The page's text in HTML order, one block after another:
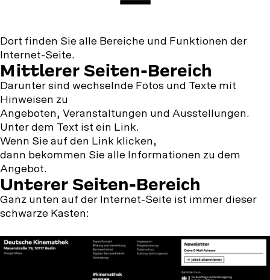
Dort finden Sie alle Bereiche und Funktionen der
Internet-Seite.
Mittlerer Seiten-Bereich
Darunter sind wechselnde Fotos und Texte mit
Hinweisen zu
Angeboten, Veranstaltungen und Ausstellungen.
Unter dem Text ist ein Link.
Wenn Sie auf den Link klicken,
dann bekommen Sie alle Informationen zu dem
Angebot.
Unterer
Seiten-
Unterer Seiten-Bereich
Ganz unten auf der Internet-Seite ist immer dieser
schwarze Kasten: